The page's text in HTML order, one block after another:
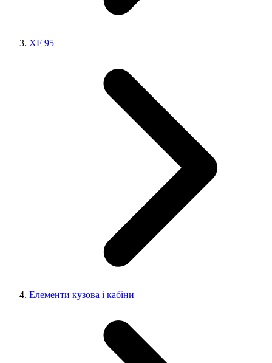
XF 95
Елементи кузова і кабіни